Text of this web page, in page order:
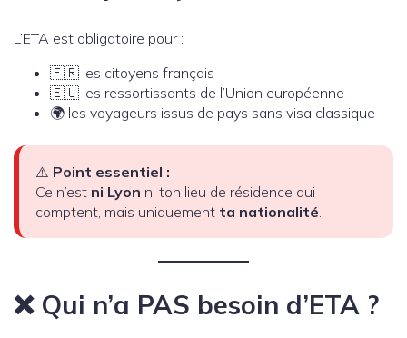
L’ETA est obligatoire pour :
🇫🇷 les citoyens français
🇪🇺 les ressortissants de l’Union européenne
🌍 les voyageurs issus de pays sans visa classique
⚠️ Point essentiel :
Ce n’est ni Lyon ni ton lieu de résidence qui
comptent, mais uniquement ta nationalité.
❌ Qui n’a PAS besoin d’ETA ?